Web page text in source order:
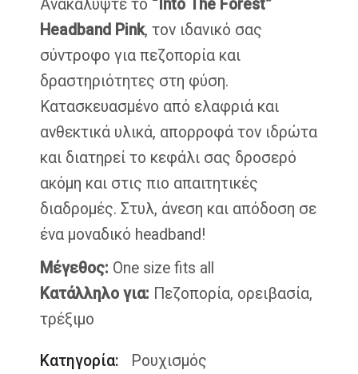
Ανακαλύψτε το “Into The Forest”
Headband Pink, τον ιδανικό σας
σύντροφο για πεζοπορία και
δραστηριότητες στη φύση.
Κατασκευασμένο από ελαφριά και
ανθεκτικά υλικά, απορροφά τον ιδρώτα
και διατηρεί το κεφάλι σας δροσερό
ακόμη και στις πιο απαιτητικές
διαδρομές. Στυλ, άνεση και απόδοση σε
ένα μοναδικό headband!
Μέγεθος: One size fits all
Κατάλληλο για: Πεζοπορία, ορειβασία,
τρέξιμο
Κατηγορία: Ρουχισμός